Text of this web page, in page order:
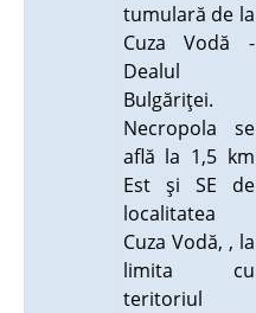
tumulară de la
Cuza Vodă -
Dealul
Bulgăriţei.
Necropola se
află la 1,5 km
Est şi SE de
localitatea
Cuza Vodă, , la
limita cu
teritoriul